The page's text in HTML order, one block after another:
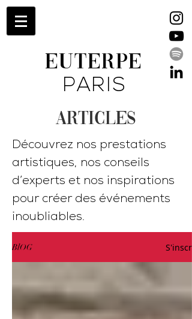
EUTERPE
PARIS
ARTICLES
Découvrez nos prestations
artistiques, nos conseils
d’experts et nos inspirations
pour créer des événements
inoubliables.
BlOG